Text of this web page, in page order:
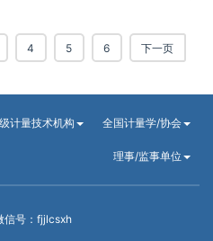
法：
4 5 6 下一页
计量技术机构 全国计量学/协会
理事/监事单位
信号：fjjlcsxh